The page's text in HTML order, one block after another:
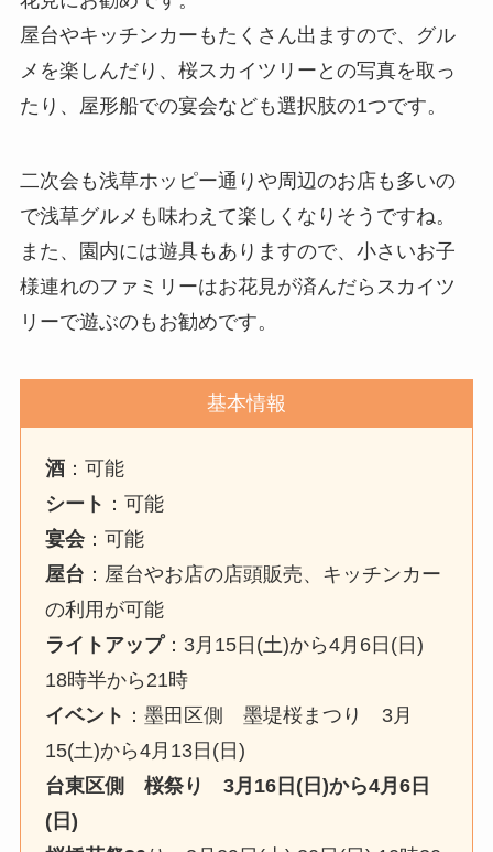
屋台やキッチンカーもたくさん出ますので、グル
メを楽しんだり、桜スカイツリーとの写真を取っ
たり、屋形船での宴会なども選択肢の1つです。
二次会も浅草ホッピー通りや周辺のお店も多いの
で浅草グルメも味わえて楽しくなりそうですね。
また、園内には遊具もありますので、小さいお子
様連れのファミリーはお花見が済んだらスカイツ
リーで遊ぶのもお勧めです。
基本情報
酒 ：可能
シート ：可能
宴会：可能
屋台 ：屋台やお店の店頭販売、キッチンカー
の利用が可能
ライトアップ：3月15日(土)から4月6日(日)
18時半から21時
イベント ：墨田区側 墨堤桜まつり 3月
15(土)から4月13日(日)
台東区側 桜祭り 3月16日(日)から4月6日
(日)